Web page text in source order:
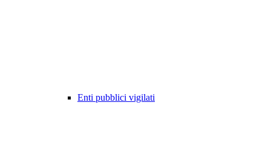
Enti pubblici vigilati